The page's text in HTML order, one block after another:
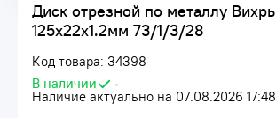
Диск отрезной по металлу Вихрь
125х22х1.2мм 73/1/3/28
Код товара: 34398
В наличии
•
Наличие актуально на 07.08.2026 17:48